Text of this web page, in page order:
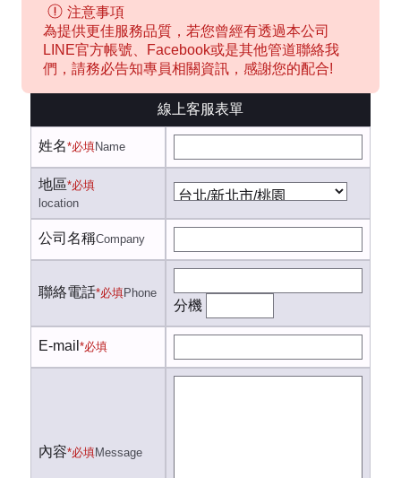
注意事項
為提供更佳服務品質，若您曾經有透過本公司
LINE官方帳號、Facebook或是其他管道聯絡我
們，請務必告知專員相關資訊，感謝您的配合!
線上客服表單
姓名*必填Name
地區*必填
location
公司名稱Company
聯絡電話*必填Phone
分機
E-mail *必填
內容*必填Message